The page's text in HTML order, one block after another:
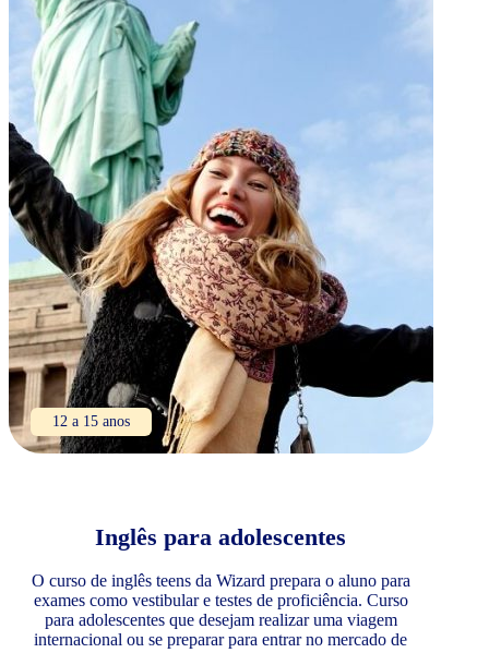
12 a 15 anos
Inglês para adolescentes
O curso de inglês teens da Wizard prepara o aluno para
exames como vestibular e testes de proficiência. Curso
para adolescentes que desejam realizar uma viagem
internacional ou se preparar para entrar no mercado de